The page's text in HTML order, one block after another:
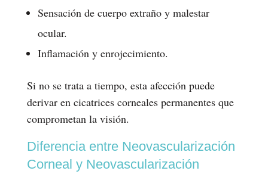
Sensación de cuerpo extraño y malestar
ocular.
Inflamación y enrojecimiento.
Si no se trata a tiempo, esta afección puede
derivar en cicatrices corneales permanentes que
comprometan la visión.
Diferencia entre Neovascularización
Corneal y Neovascularización